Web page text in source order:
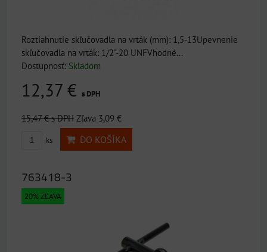
Roztiahnutie skľučovadla na vrták (mm): 1,5-13Upevnenie
skľučovadla na vrták: 1/2"-20 UNFVhodné...
Dostupnosť: Skladom
12,37 € s DPH
15,47 €s DPH Zľava 3,09 €
ks DO KOŠÍKA
763418-3
20% ZĽAVA